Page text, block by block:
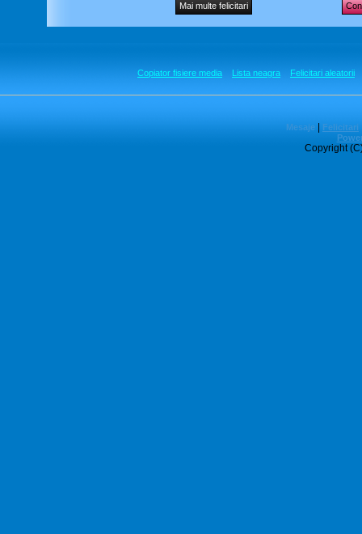
Mai multe felicitari
Copiator fisiere media Lista neagra Felicitari aleatorii
Mesaje Felicitari
Copyright